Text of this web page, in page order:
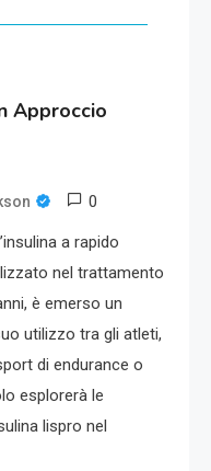
Approccio
0
a rapido
nel trattamento
è emerso un
utilizzo tra gli atleti,
di endurance o
esplorerà le
lispro nel